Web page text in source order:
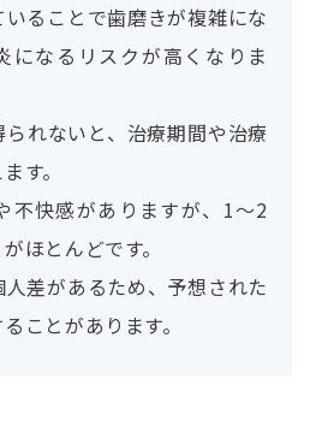
いることで歯磨きが複雑にな
になるリスクが高くなりま
られないと、治療期間や治療
す。
不快感がありますが、1～2
ほとんどです。
人差があるため、予想された
ことがあります。